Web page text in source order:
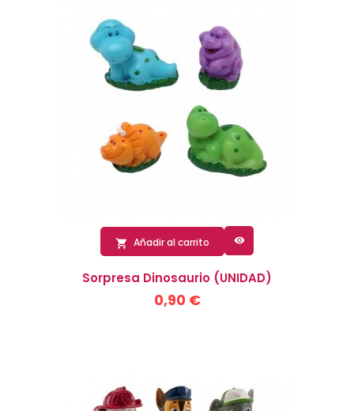
 Añadir al carrito 
Sorpresa Dinosaurio (UNIDAD)
0,90 €